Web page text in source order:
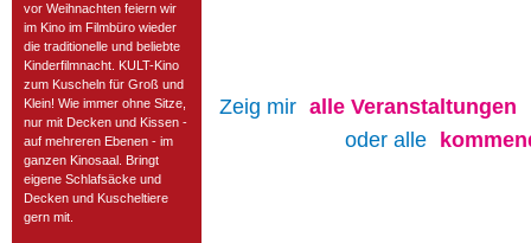
vor Weihnachten feiern wir
im Kino im Filmbüro wieder
die traditionelle und beliebte
Kinderfilmnacht. KULT-Kino
zum Kuscheln für Groß und
Klein! Wie immer ohne Sitze,
nur mit Decken und Kissen -
auf mehreren Ebenen - im
ganzen Kinosaal. Bringt
eigene Schlafsäcke und
Decken und Kuscheltiere
gern mit.
Zeig mir alle Veranstaltungen
oder alle